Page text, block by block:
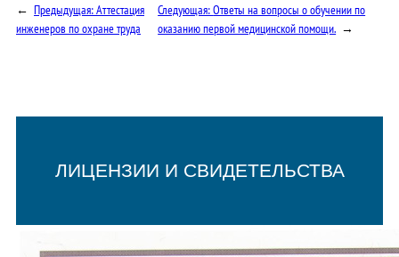
← Предыдущая:Аттестация
инженеров по охране труда
Следующая:Ответы на вопросы о обучении по
оказанию первой медицинской помощи. →
ЛИЦЕНЗИИ И СВИДЕТЕЛЬСТВА